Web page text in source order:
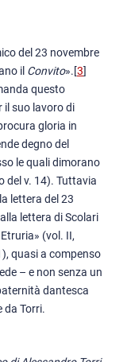
del 23 novembre
il Convito».[3]
questo
il suo lavoro di
gloria in
degno del
le quali dimorano
del v. 14). Tuttavia
lettera del 23
lettera di Scolari
(vol. II,
quasi a compenso
– e non senza un
dantesca
da Torri.